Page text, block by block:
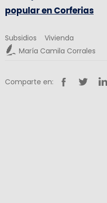
popular en Corferias
Subsidios
Vivienda
María Camila Corrales
Comparte en: